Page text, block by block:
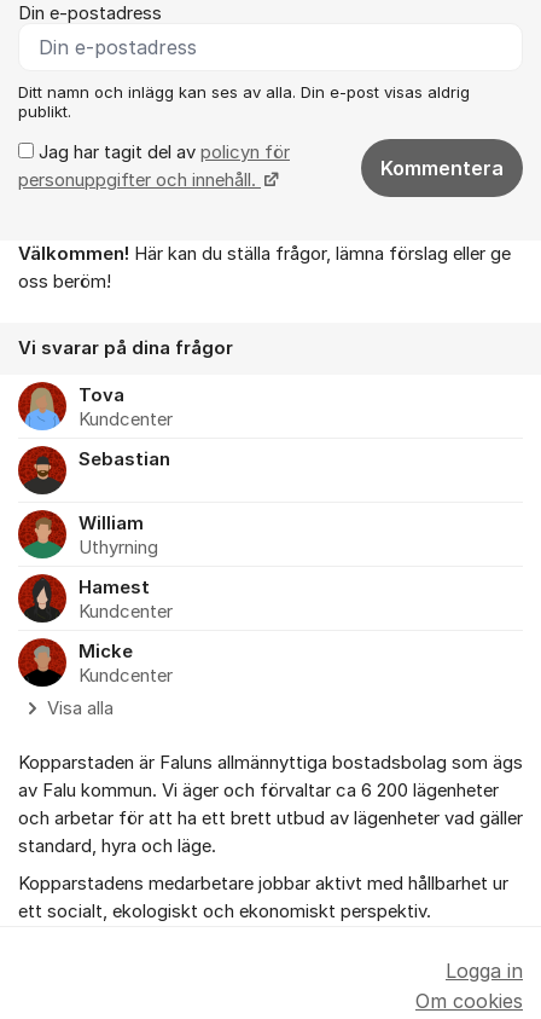
Din e-postadress
Ditt namn och inlägg kan ses av alla. Din e-post visas aldrig
publikt.
Jag har tagit del av policyn för
personuppgifter och innehåll.
Kommentera
Om forumet
Välkommen! Här kan du ställa frågor, lämna förslag eller ge
oss beröm!
Vi svarar på dina frågor
Tova
Kundcenter
Sebastian
William
Uthyrning
Hamest
Kundcenter
Micke
Kundcenter
Visa alla
Kopparstaden är Faluns allmännyttiga bostadsbolag som ägs
av Falu kommun. Vi äger och förvaltar ca 6 200 lägenheter
och arbetar för att ha ett brett utbud av lägenheter vad gäller
standard, hyra och läge.
Kopparstadens medarbetare jobbar aktivt med hållbarhet ur
ett socialt, ekologiskt och ekonomiskt perspektiv.
Logga in
Om cookies